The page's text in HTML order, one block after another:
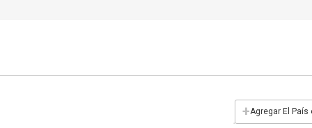
+Agregar El País